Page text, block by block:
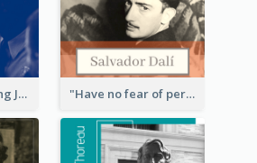
Martin Luther King Jr Quote "Have no fear of perfection―you’ll never reach it."―Salvador Dali